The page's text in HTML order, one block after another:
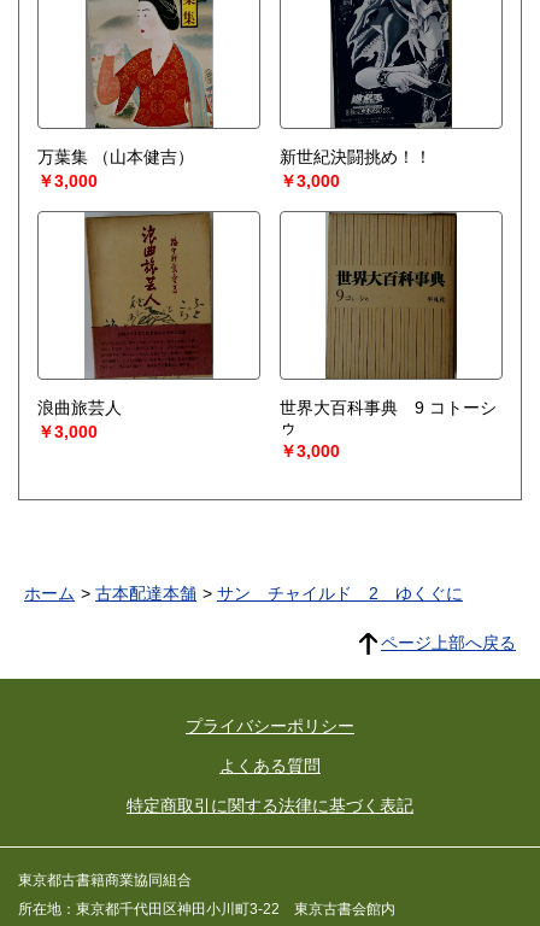
万葉集
（山本健吉）
￥3,000
新世紀決闘挑め！！
￥3,000
浪曲旅芸人
￥3,000
世界大百科事典 9 コトーシ
ゥ
￥3,000
ホーム 古本配達本舗 サン チャイルド 2 ゆくぐに
ページ上部へ戻る
プライバシーポリシー
よくある質問
特定商取引に関する法律に基づく表記
東京都古書籍商業協同組合
所在地：東京都千代田区神田小川町3-22 東京古書会館内